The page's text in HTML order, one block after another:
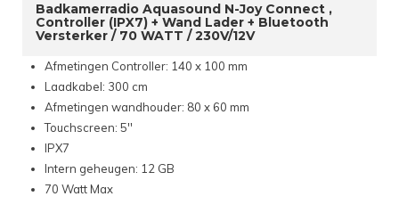
Badkamerradio Aquasound N-Joy Connect ,
Controller (IPX7) + Wand Lader + Bluetooth
Versterker / 70 WATT / 230V/12V
Afmetingen Controller: 140 x 100 mm
Laadkabel: 300 cm
Afmetingen wandhouder: 80 x 60 mm
Touchscreen: 5''
IPX7
Intern geheugen: 12 GB
70 Watt Max